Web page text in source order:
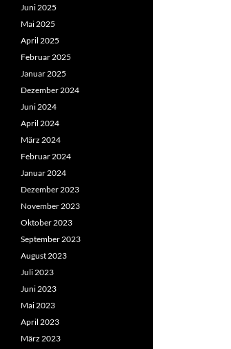
Juni 2025
Mai 2025
April 2025
Februar 2025
Januar 2025
Dezember 2024
Juni 2024
April 2024
März 2024
Februar 2024
Januar 2024
Dezember 2023
November 2023
Oktober 2023
September 2023
August 2023
Juli 2023
Juni 2023
Mai 2023
April 2023
März 2023